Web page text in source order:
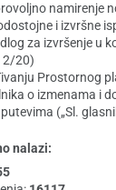
namirenje
i izvršne
za izvršenje u
2/20)
Prostornog
o izmenama i
(„Sl.
nalazi: